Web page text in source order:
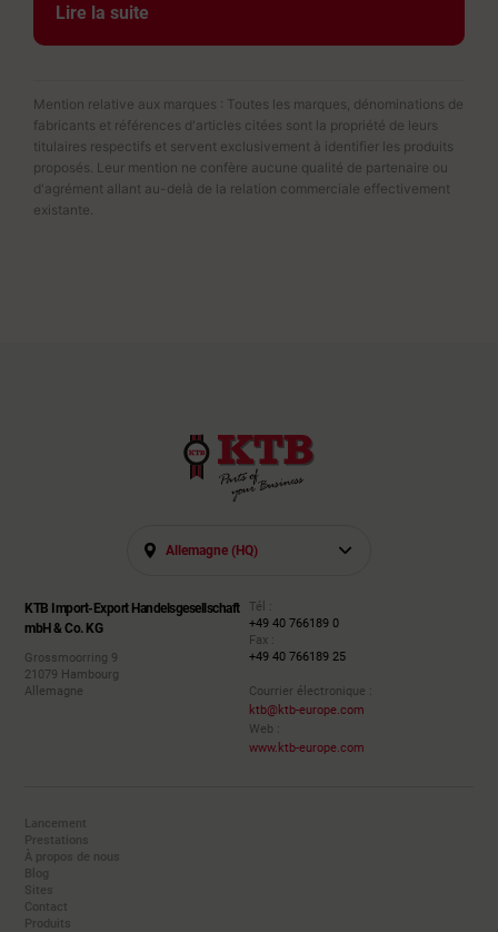
Lire la suite
Mention relative aux marques : Toutes les marques, dénominations de
fabricants et références d'articles citées sont la propriété de leurs
titulaires respectifs et servent exclusivement à identifier les produits
proposés. Leur mention ne confère aucune qualité de partenaire ou
d'agrément allant au-delà de la relation commerciale effectivement
existante.
Allemagne (HQ)
KTB Import-Export Handelsgesellschaft
mbH & Co. KG
Grossmoorring 9
21079 Hambourg
Allemagne
Tél :
+49 40 766189 0
Fax :
+49 40 766189 25
Courrier électronique :
ktb@ktb-europe.com
Web :
www.ktb-europe.com
Lancement
Prestations
À propos de nous
Blog
Sites
Contact
Produits